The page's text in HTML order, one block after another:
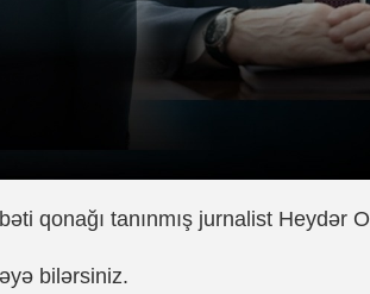
qonağı tanınmış jurnalist Heydər
bilərsiniz.